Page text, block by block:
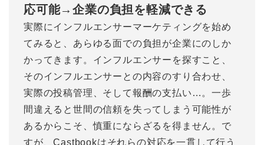
応可能→企業の負担を軽減できる
実際にインフルエンサーマーケティングを始め
てみると、あらゆる面での負担が企業にのしか
かってきます。インフルエンサーを探すこと、
そのインフルエンサーとの内容のすり合わせ、
実際の投稿管理、そして報酬の支払い…。一歩
間違えると世間の信頼を失ってしまう可能性が
あるからこそ、慎重にならざるを得ません。で
すが、Castbookはそれらの対応を一貫して行う